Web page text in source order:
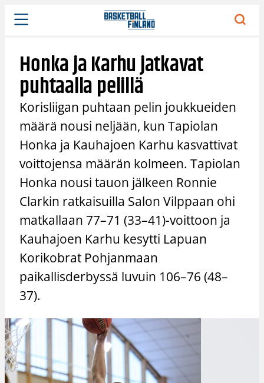
Siirry
sisältöön
Honka ja Karhu jatkavat
puhtaalla pelillä
Korisliigan puhtaan pelin joukkueiden
määrä nousi neljään, kun Tapiolan
Honka ja Kauhajoen Karhu kasvattivat
voittojensa määrän kolmeen. Tapiolan
Honka nousi tauon jälkeen Ronnie
Clarkin ratkaisuilla Salon Vilppaan ohi
matkallaan 77–71 (33–41)-voittoon ja
Kauhajoen Karhu kesytti Lapuan
Korikobrat Pohjanmaan
paikallisderbyssä luvuin 106–76 (48–
37).